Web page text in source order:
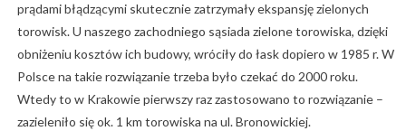
prądami błądzącymi skutecznie zatrzymały ekspansję zielonych
torowisk. U naszego zachodniego sąsiada zielone torowiska, dzięki
obniżeniu kosztów ich budowy, wróciły do łask dopiero w 1985 r. W
Polsce na takie rozwiązanie trzeba było czekać do 2000 roku.
Wtedy to w Krakowie pierwszy raz zastosowano to rozwiązanie –
zazieleniło się ok. 1 km torowiska na ul. Bronowickiej.